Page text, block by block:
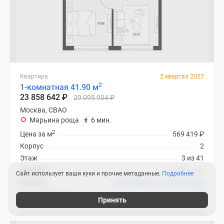
Квартира 2 квартал 2027
1-комнатная 41.90 м2
23 858 642 ₽ 29 095 904₽
Москва, СВАО
Марьина роща
6 мин.
569 419 ₽
Цена за м2
2
Корпус
3 из 41
Этаж
нет данных
Отделка
Сайт использует ваши куки и прочие метаданные. Подробнее
Принять